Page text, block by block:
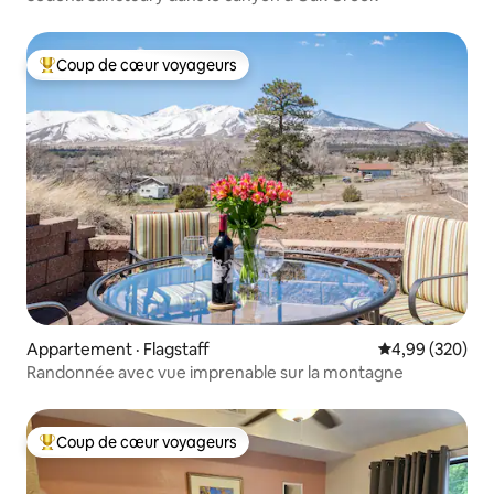
Coup de cœur voyageurs parmi les plus aimés
Coup de cœur voyageurs
Appartement · Flagstaff Note
4,99 (320)
Randonnée avec vue imprenable sur la montagne
Coup de cœur voyageurs parmi les plus aimés
Coup de cœur voyageurs